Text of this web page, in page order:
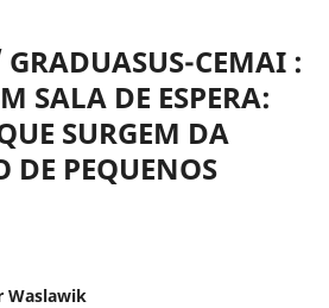
GRADUASUS-CEMAI :
SALA DE ESPERA:
SURGEM DA
DE PEQUENOS
Waslawik